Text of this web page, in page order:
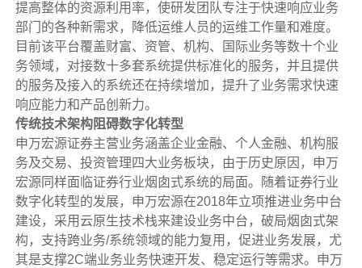
提高整体的资源利用率，使研发团队专注于快速响应业务
部门的各种新需求，降低运维人员的运维工作量和难度。
目前该平台覆盖财富、资管、机构、国际业务等数十个业
务领域，对接数十多套系统提供标准化的服务，并且提供
的服务及接入的系统还在持续增加，提升了业务需求快速
响应能力和产品创新力。
传统技术架构阻碍数字化转型
申万宏源证券主营业务涵盖企业金融、个人金融、机构服
务及交易、投资管理四大业务板块，由于历史原因，申万
宏源同样面临证券行业烟囱式系统的局面。随着证券行业
数字化转型的发展，申万宏源在2018年立项推进业务中台
建设，采用云原生技术栈来建设业务中台，破局烟囱式架
构，支持跨业务/系统领域的能力复用，促进业务发展，尤
其是支撑2C端业务业务快速开发、稳定运行等需求。申万